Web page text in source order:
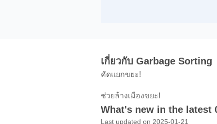
เกี่ยวกับ Garbage Sorting
คัดแยกขยะ!
ช่วยล้างเมืองขยะ!
What's new in the latest
Last updated on 2025-01-21